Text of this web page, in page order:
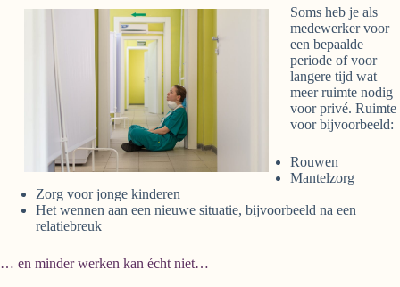
Soms heb je als
medewerker voor
een bepaalde
periode of voor
langere tijd wat
meer ruimte nodig
voor privé. Ruimte
voor bijvoorbeeld:
Rouwen
Mantelzorg
Zorg voor jonge kinderen
Het wennen aan een nieuwe situatie, bijvoorbeeld na een
relatiebreuk
… en minder werken kan écht niet…